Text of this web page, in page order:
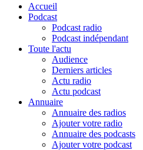
Accueil
Podcast
Podcast radio
Podcast indépendant
Toute l'actu
Audience
Derniers articles
Actu radio
Actu podcast
Annuaire
Annuaire des radios
Ajouter votre radio
Annuaire des podcasts
Ajouter votre podcast